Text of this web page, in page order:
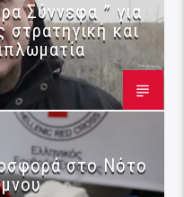
Σύννεφα ” για
στρατηγική και
στο Νότο